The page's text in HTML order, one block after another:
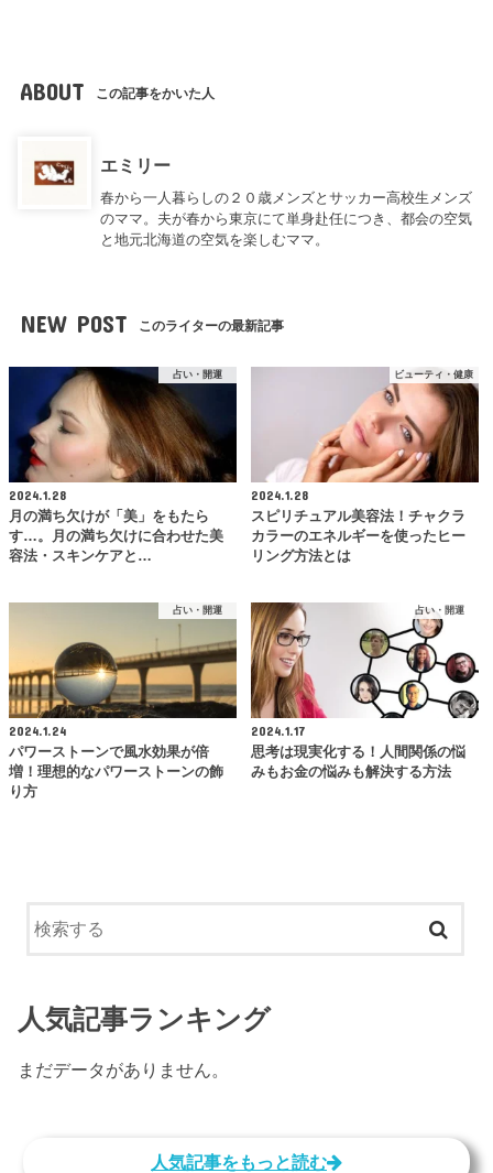
ABOUT この記事をかいた人
エミリー
春から一人暮らしの２０歳メンズとサッカー高校生メンズ
のママ。夫が春から東京にて単身赴任につき、都会の空気
と地元北海道の空気を楽しむママ。
NEW POST このライターの最新記事
占い・開運
2024.1.28
月の満ち欠けが「美」をもたら
す…。月の満ち欠けに合わせた美
容法・スキンケアと…
ビューティ・健康
2024.1.28
スピリチュアル美容法！チャクラ
カラーのエネルギーを使ったヒー
リング方法とは
占い・開運
2024.1.24
パワーストーンで風水効果が倍
増！理想的なパワーストーンの飾
り方
占い・開運
2024.1.17
思考は現実化する！人間関係の悩
みもお金の悩みも解決する方法
人気記事ランキング
まだデータがありません。
人気記事をもっと読む